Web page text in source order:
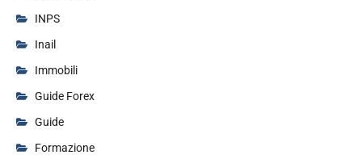
INPS
Inail
Immobili
Guide Forex
Guide
Formazione